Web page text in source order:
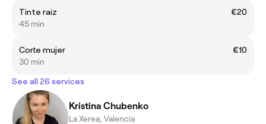
Tinte raiz
€20
45 min
Corte mujer
€10
30 min
See all 26 services
Kristina Chubenko
La Xerea, Valencia